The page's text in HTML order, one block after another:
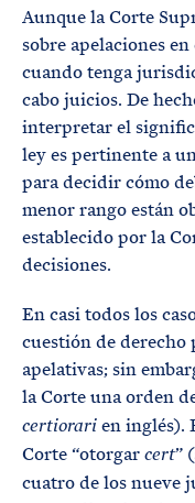
Aunque la Corte
sobre apelaciones
cuando tenga
cabo juicios. De
interpretar el
ley es pertinente a
para decidir cómo
menor rango están
establecido por la
decisiones.
En casi todos los
cuestión de derecho
apelativas; sin
la Corte una orden
certiorari en inglés).
Corte “otorgar cert”
cuatro de los nueve